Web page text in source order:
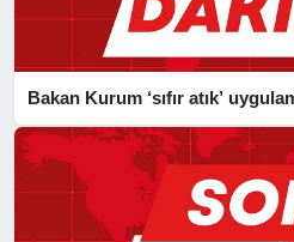
Bakan Kurum ‘sıfır atık’